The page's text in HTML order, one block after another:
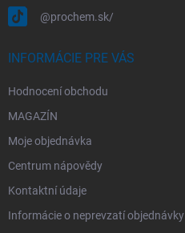
@prochem.sk/
INFORMÁCIE PRE VÁS
Hodnocení obchodu
MAGAZÍN
Moje objednávka
Centrum nápovědy
Kontaktní údaje
Informácie o neprevzatí objednávky